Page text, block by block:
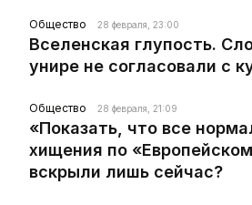
Общество 28 февраля, 23:00
Вселенская глупость.
унире не согласовали с
Общество 28 февраля, 21:09
«Показать, что все
хищения по
вскрыли лишь сейчас?